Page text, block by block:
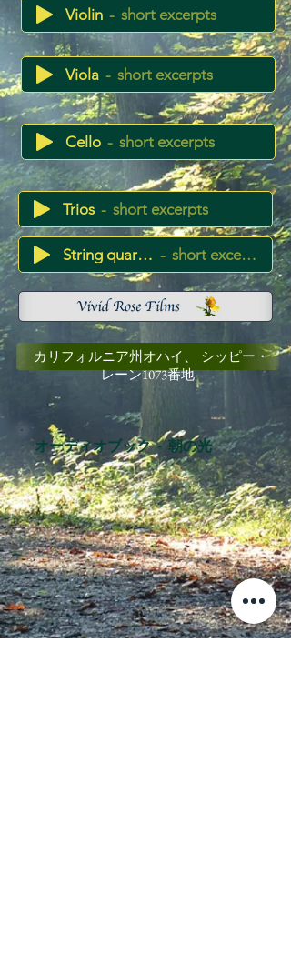
Violin short excerpts
Viola short excerpts
Cello short excerpts
Trios short excerpts
String quartets short excerpts
カリフォルニア州オハイ、
シッピー・
レーン1073番地
オーディオブック - 朝の光